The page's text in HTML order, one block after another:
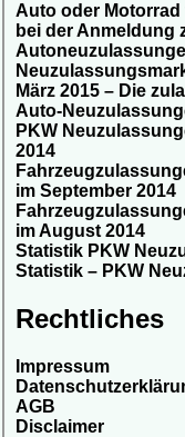
Auto oder
bei der Anmeldung
März 2015 – Die
Auto-
PKW
2014
im September 2014
im August 2014
Statistik PKW
Statistik – PKW
Rechtliches
Impressum
AGB
Disclaimer